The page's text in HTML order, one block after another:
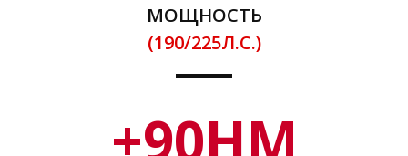
МОЩНОСТЬ
(190/225Л.С.)
+90НМ